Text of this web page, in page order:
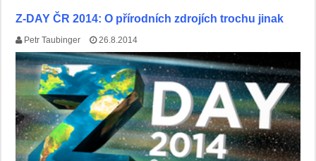
Z-DAY ČR 2014: O přírodních zdrojích trochu jinak
Petr Taubinger 26.8.2014